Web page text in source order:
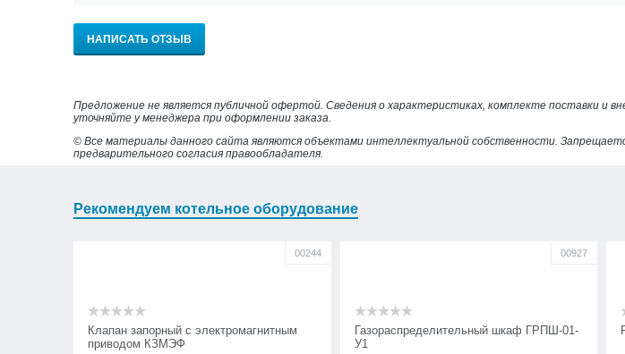
НАПИСАТЬ ОТЗЫВ
Предложение не является публичной офертой. Сведения о характеристиках, комплекте поставки
уточняйте у менеджера при оформлении заказа.
© Все материалы данного сайта являются объектами интеллектуальной собственности.
предварительного согласия правообладателя.
Рекомендуем котельное оборудование
00244
Клапан запорный с электромагнитным
приводом КЗМЭФ
00927
Газораспределительный шкаф ГРПШ-01-
У1